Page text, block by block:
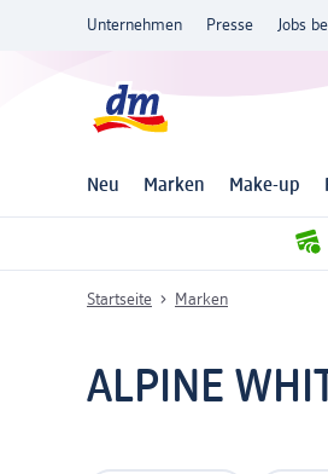
Unternehmen Presse Jobs
Neu Marken Make-up
Startseite Marken
ALPINE